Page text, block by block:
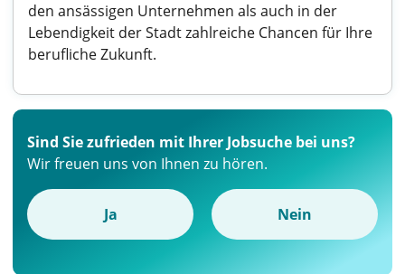
den ansässigen Unternehmen als auch in der
Lebendigkeit der Stadt zahlreiche Chancen für Ihre
berufliche Zukunft.
Sind Sie zufrieden mit Ihrer Jobsuche bei uns?
Wir freuen uns von Ihnen zu hören.
Ja Nein